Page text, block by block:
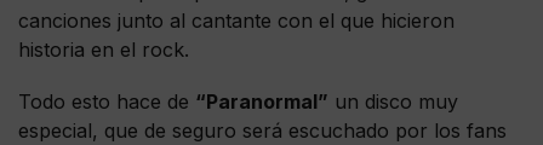
canciones junto al cantante con el que hicieron
historia en el rock.
Todo esto hace de “Paranormal” un disco muy
especial, que de seguro será escuchado por los fans